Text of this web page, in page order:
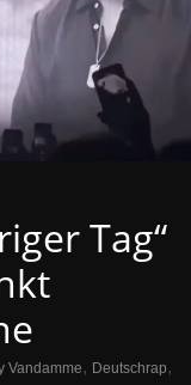
Tag“
Vandamme, Deutschrap,